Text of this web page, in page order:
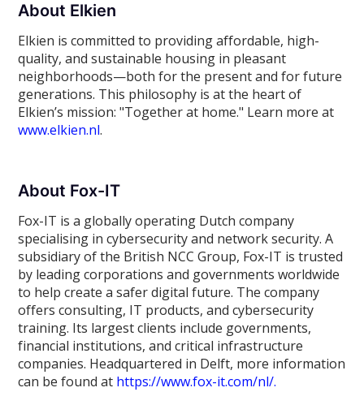
About Elkien
Elkien is committed to providing affordable, high-
quality, and sustainable housing in pleasant
neighborhoods—both for the present and for future
generations. This philosophy is at the heart of
Elkien’s mission: "Together at home." Learn more at
www.elkien.nl.
About Fox-IT
Fox-IT is a globally operating Dutch company
specialising in cybersecurity and network security. A
subsidiary of the British NCC Group, Fox-IT is trusted
by leading corporations and governments worldwide
to help create a safer digital future. The company
offers consulting, IT products, and cybersecurity
training. Its largest clients include governments,
financial institutions, and critical infrastructure
companies. Headquartered in Delft, more information
can be found at https://www.fox-it.com/nl/.